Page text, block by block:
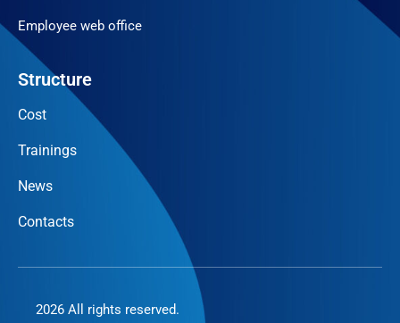
Employee web office
Structure
Cost
Trainings
News
Contacts
2026 All rights reserved.